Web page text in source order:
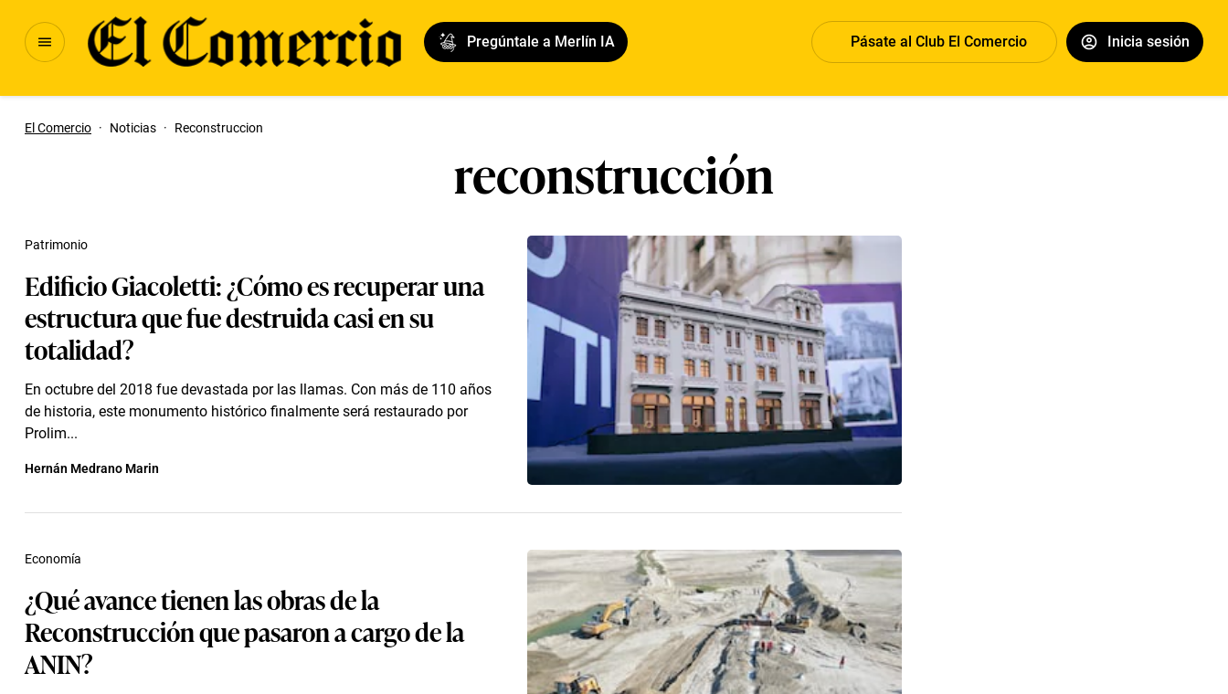
Pregúntale a Merlín IA Pásate al Club El Comercio Inicia sesión
El Comercio · Noticias · Reconstruccion
reconstrucción
Edificio Giacoletti: ¿Cómo es recuperar una
estructura que fue destruida casi en su
totalidad?
En octubre del 2018 fue devastada por las llamas. Con más de 110 años
de historia, este monumento histórico finalmente será restaurado por
Prolim...
Patrimonio
Hernán Medrano Marin
¿Qué avance tienen las obras de la
Reconstrucción que pasaron a cargo de la
ANIN?
Economía